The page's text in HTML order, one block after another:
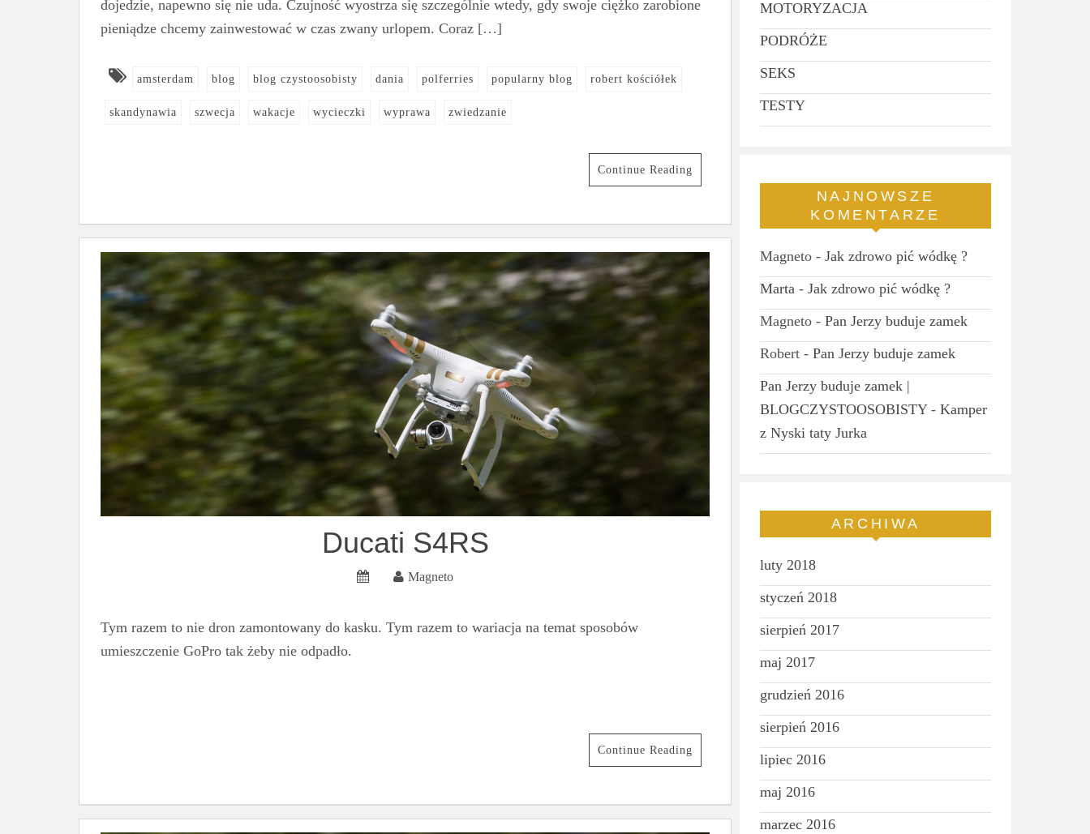
dojedzie, napewno się nie uda. Czujność wyostrza się szczególnie wtedy, gdy swoje ciężko zarobione
pieniądze chcemy zainwestować w czas zwany urlopem. Coraz […]
amsterdam blog blog czystoosobisty dania polferries popularny blog robert kościółek
skandynawia szwecja wakacje wycieczki wyprawa zwiedzanie
Continue Reading
Ducati S4RS
Magneto
Tym razem to nie dron zamontowany do kasku. Tym razem to wariacja na temat sposobów
umieszczenie GoPro tak żeby nie odpadło.
Continue Reading
MOTORYZACJA
PODRÓŻE
SEKS
TESTY
NAJNOWSZE
KOMENTARZE
Magneto - Jak zdrowo pić wódkę ?
Marta - Jak zdrowo pić wódkę ?
Magneto - Pan Jerzy buduje zamek
Robert - Pan Jerzy buduje zamek
Pan Jerzy buduje zamek |
BLOGCZYSTOOSOBISTY- Kamper
z Nyski taty Jurka
ARCHIWA
luty 2018
styczeń 2018
sierpień 2017
maj 2017
grudzień 2016
sierpień 2016
lipiec 2016
maj 2016
marzec 2016